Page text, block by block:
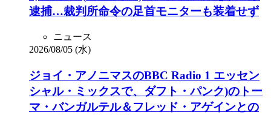
逮捕…裁判所命令の足首モニターも装着せず
ニュース
2026/08/05 (水)
ジョイ・アノニマスのBBC Radio 1 エッセン
シャル・ミックスで、ダフト・パンク)のトー
マ・バンガルテル＆フレッド・アゲインとの